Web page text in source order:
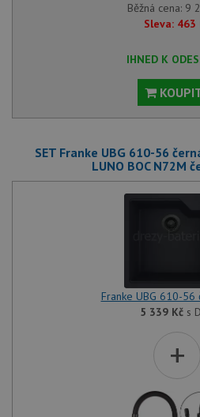
Běžná cena: 9
Sleva: 463
IHNED K
SET Franke UBG 610-56
LUNO BOC N72M
Franke UBG 610-56
5 339 Kčs
+